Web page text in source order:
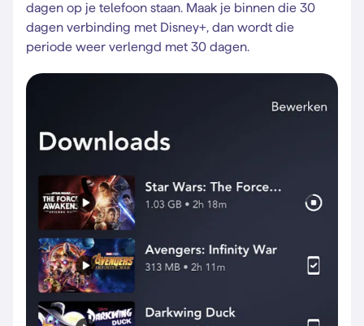
dagen op je telefoon staan. Maak je binnen die 30
dagen verbinding met Disney+, dan wordt die
periode weer verlengd met 30 dagen.